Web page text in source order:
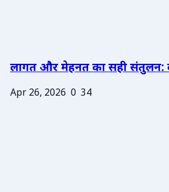
लागत और मेहनत का सही संतुलन:
Apr 26, 2026 0 34